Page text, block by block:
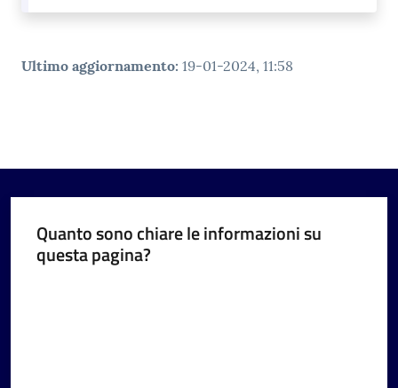
Ultimo aggiornamento: 19-01-2024, 11:58
Quanto sono chiare le informazioni su
questa pagina?